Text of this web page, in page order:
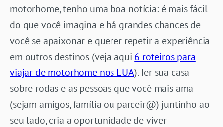
motorhome, tenho uma boa notícia: é mais fácil
do que você imagina e há grandes chances de
você se apaixonar e querer repetir a experiência
em outros destinos (veja aqui 6 roteiros para
viajar de motorhome nos EUA). Ter sua casa
sobre rodas e as pessoas que você mais ama
(sejam amigos, família ou parceir@) juntinho ao
seu lado, cria a oportunidade de viver